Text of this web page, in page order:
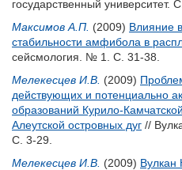
государственный университет.
Максимов А.П. (2009) Влияние
стабильности амфибола в
сейсмология. № 1. С. 31-38.
Мелекесцев И.В. (2009)
действующих и потенциально
образований Курило-
Алеутской островных дуг //
С. 3-29.
Мелекесцев И.В. (2009) Вулкан